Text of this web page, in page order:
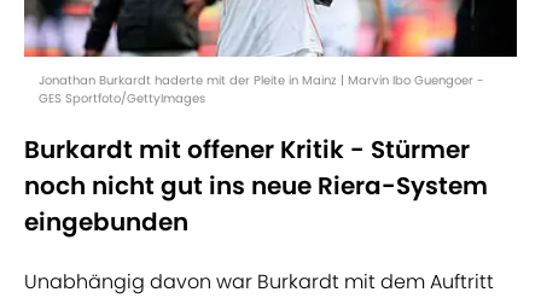
Jonathan Burkardt haderte mit der Pleite in Mainz | Marvin Ibo Guengoer -
GES Sportfoto/GettyImages
Burkardt mit offener Kritik - Stürmer
noch nicht gut ins neue Riera-System
eingebunden
Unabhängig davon war Burkardt mit dem Auftritt